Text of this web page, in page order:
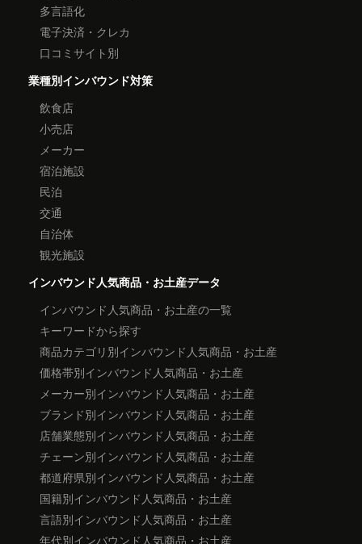
多言語化
電子決済・クレカ
口コミサイト別
業種別インバウンド対策
飲食店
小売店
メーカー
宿泊施設
民泊
交通
自治体
観光施設
インバウンド人気商品・お土産データ
インバウンド人気商品・お土産の一覧
キーワードから探す
商品カテゴリ別インバウンド人気商品・お土産
価格帯別インバウンド人気商品・お土産
メーカー別インバウンド人気商品・お土産
ブランド別インバウンド人気商品・お土産
店舗業態別インバウンド人気商品・お土産
チェーン別インバウンド人気商品・お土産
都道府県別インバウンド人気商品・お土産
国籍別インバウンド人気商品・お土産
言語別インバウンド人気商品・お土産
年代別インバウンド人気商品・お土産